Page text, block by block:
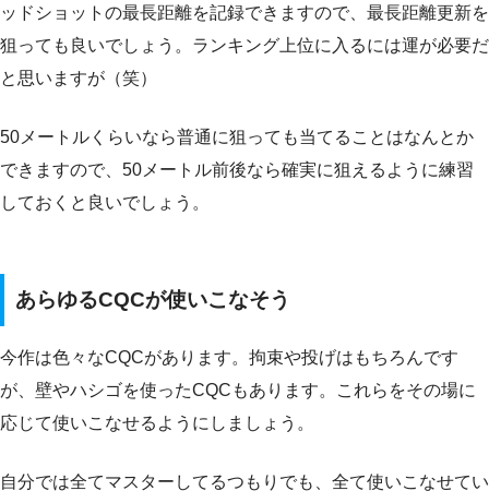
ッドショットの最長距離を記録できますので、最長距離更新を
狙っても良いでしょう。ランキング上位に入るには運が必要だ
と思いますが（笑）
50メートルくらいなら普通に狙っても当てることはなんとか
できますので、50メートル前後なら確実に狙えるように練習
しておくと良いでしょう。
あらゆるCQCが使いこなそう
今作は色々なCQCがあります。拘束や投げはもちろんです
が、壁やハシゴを使ったCQCもあります。これらをその場に
応じて使いこなせるようにしましょう。
自分では全てマスターしてるつもりでも、全て使いこなせてい